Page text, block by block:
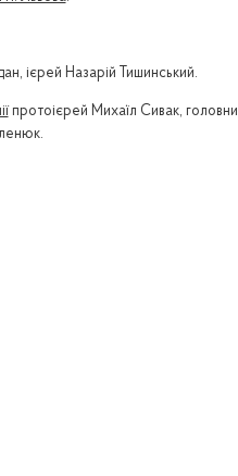
ієрей Назарій Тишинський.
протоієрей Михаїл Сивак,